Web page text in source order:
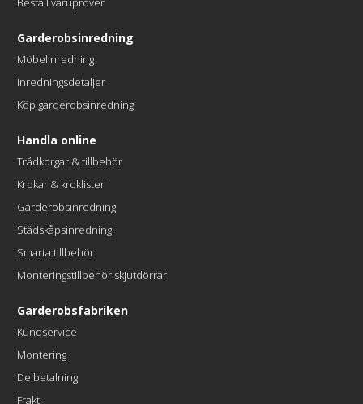
Garderobsinredning
Möbelinredning
Inredningsdetaljer
Köp garderobsinredning
Handla online
Trådkorgar & tillbehör
Krokar & kroklister
Garderobsinredning
Städskåpsinredning
Smarta tillbehör
Monteringstillbehör skjutdörrar
Garderobsfabriken
Kundservice
Montering
Delbetalning
Frakt